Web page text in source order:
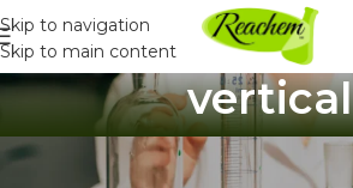
Skip to navigation
Skip to main content
vertical
Inicio
Productos etiquetados “vertical”
Mostrando el único resultado